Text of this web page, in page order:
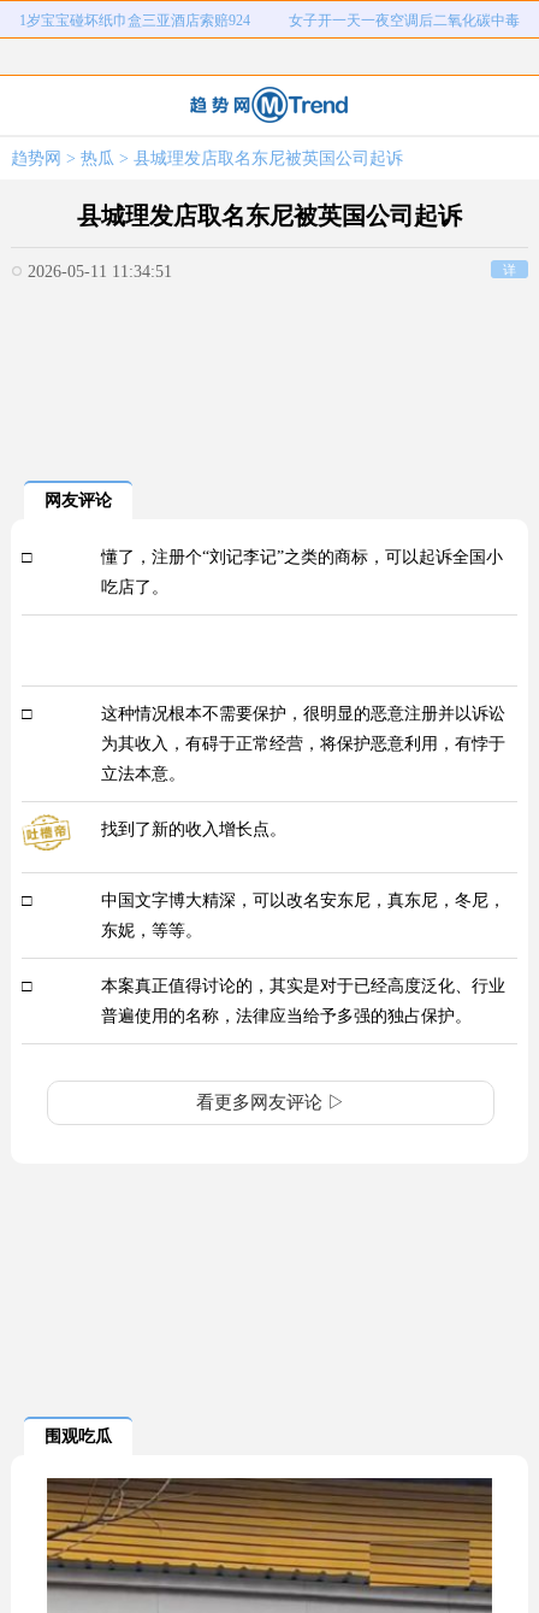
弊犯罪
1岁宝宝碰坏纸巾盒三亚酒店索赔924 女子开一天一夜空调后二氧化碳中毒
名创优品一次性内裤颜面尽失 河南三支一扶考试存在规模性组织作
趋势网 > 热瓜 > 县城理发店取名东尼被英国公司起诉
县城理发店取名东尼被英国公司起诉
2026-05-11 11:34:51 详
网友评论
□
懂了，注册个“刘记李记”之类的商标，可以起诉全国小
吃店了。
□
这种情况根本不需要保护，很明显的恶意注册并以诉讼
为其收入，有碍于正常经营，将保护恶意利用，有悖于
立法本意。
找到了新的收入增长点。
□
中国文字博大精深，可以改名安东尼，真东尼，冬尼，
东妮，等等。
□
本案真正值得讨论的，其实是对于已经高度泛化、行业
普遍使用的名称，法律应当给予多强的独占保护。
看更多网友评论 ▷
围观吃瓜